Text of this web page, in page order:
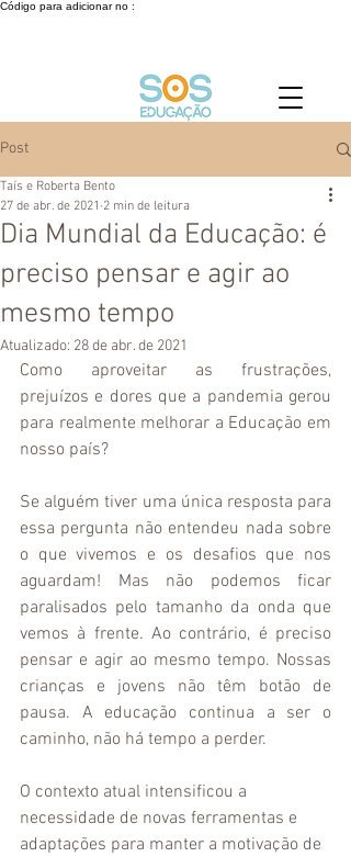
Código para adicionar no :
Post
Dia Mundial da Educação: é
preciso pensar e agir ao
mesmo tempo
Taís e Roberta Bento
27 de abr. de 2021 2 min de leitura
Atualizado: 28 de abr. de 2021
Como aproveitar as frustrações,
prejuízos e dores que a pandemia gerou
para realmente melhorar a Educação em
nosso país?
Se alguém tiver uma única resposta para
essa pergunta não entendeu nada sobre
o que vivemos e os desafios que nos
aguardam! Mas não podemos ficar
paralisados pelo tamanho da onda que
vemos à frente. Ao contrário, é preciso
pensar e agir ao mesmo tempo. Nossas
crianças e jovens não têm botão de
pausa. A educação continua a ser o
caminho, não há tempo a perder.
O contexto atual intensificou a
necessidade de novas ferramentas e
adaptações para manter a motivação de